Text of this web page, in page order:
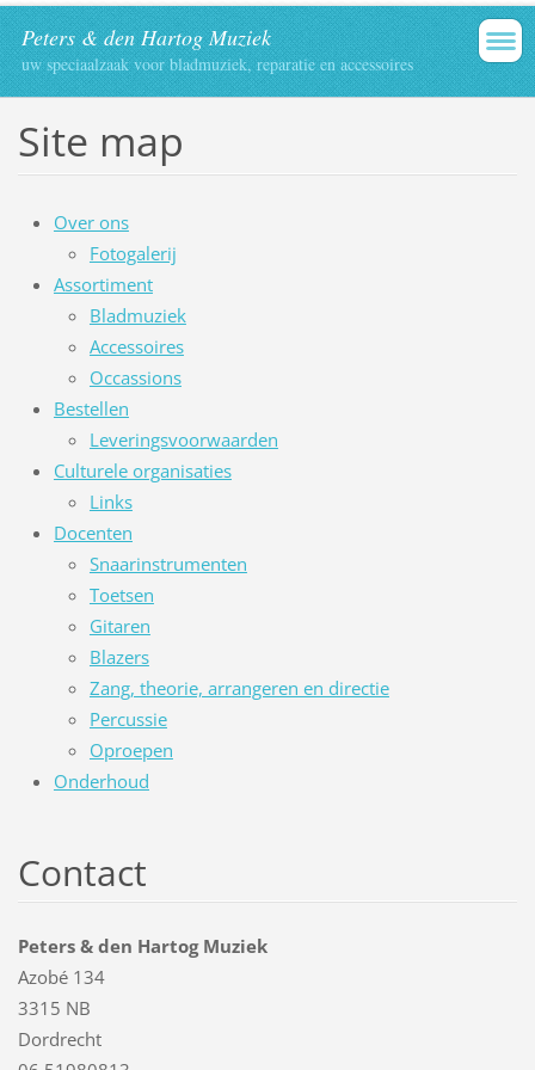
Peters & den Hartog Muziek
uw speciaalzaak voor bladmuziek, reparatie en accessoires
Site map
Over ons
Fotogalerij
Assortiment
Bladmuziek
Accessoires
Occassions
Bestellen
Leveringsvoorwaarden
Culturele organisaties
Links
Docenten
Snaarinstrumenten
Toetsen
Gitaren
Blazers
Zang, theorie, arrangeren en directie
Percussie
Oproepen
Onderhoud
Contact
Peters & den Hartog Muziek
Azobé 134
3315 NB
Dordrecht